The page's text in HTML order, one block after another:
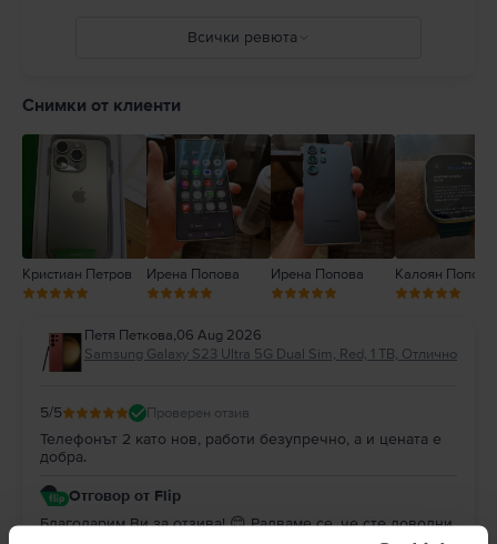
Всички ревюта
Снимки от клиенти
Кристиан Петров Ирена Попова Ирена Попова Калоян Попов
Петя Петкова,06 Aug 2026
Samsung Galaxy S23 Ultra 5G Dual Sim, Red, 1 TB, Отлично
5/5 Проверен отзив
Телефонът 2 като нов, работи безупречно, а и цената е
добра.
Отговор от Flip
Благодарим Ви за отзива! 😊 Радваме се, че сте доволни